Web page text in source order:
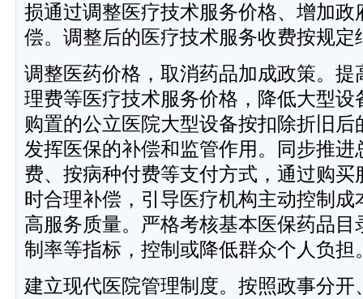
损通过调整医疗技术服务价格、增加政
偿。调整后的医疗技术服务收费按规定
调整医药价格，取消药品加成政策。
理费等医疗技术服务价格，降低大型
购置的公立医院大型设备按扣除折旧
发挥医保的补偿和监管作用。同步推
费、按病种付费等支付方式，通过购
时合理补偿，引导医疗机构主动控制
高服务质量。严格考核基本医保药品
制率等指标，控制或降低群众个人负担
建立现代医院管理制度。按照政事分